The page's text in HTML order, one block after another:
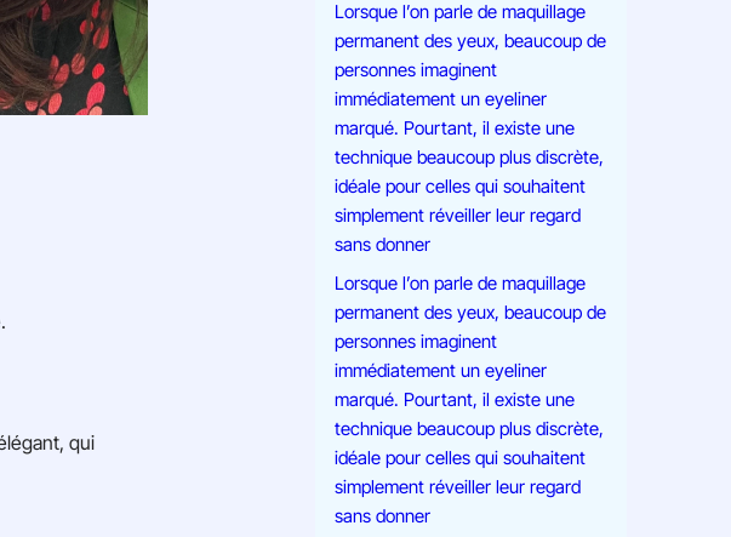
qui
Lorsque l’on parle de maquillage
permanent des yeux, beaucoup de
personnes imaginent
immédiatement un eyeliner
marqué. Pourtant, il existe une
technique beaucoup plus discrète,
idéale pour celles qui souhaitent
simplement réveiller leur regard
sans donner
Lorsque l’on parle de maquillage
permanent des yeux, beaucoup de
personnes imaginent
immédiatement un eyeliner
marqué. Pourtant, il existe une
technique beaucoup plus discrète,
idéale pour celles qui souhaitent
simplement réveiller leur regard
sans donner